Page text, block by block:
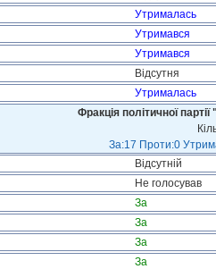
Утрималась
Утримався
Утримався
Відсутня
Утрималась
Фракція політичної
За:17 Проти:0
Відсутній
Не голосував
За
За
За
За